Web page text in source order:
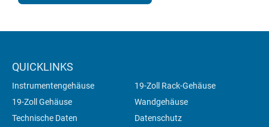
QUICKLINKS
Instrumentengehäuse
19-Zoll Rack-Gehäuse
19-Zoll Gehäuse
Wandgehäuse
Technische Daten
Datenschutz